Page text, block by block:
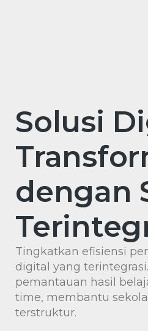
Solusi
dengan
Tingkatkan efisiensi
digital yang
pemantauan hasil
time, membantu
terstruktur.